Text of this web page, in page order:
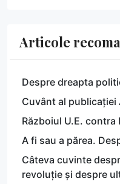
Articole
Despre dreapta
Cuvânt al publicației
Războiul U.E. contra
A fi sau a părea.
Câteva cuvinte
revoluție și despre